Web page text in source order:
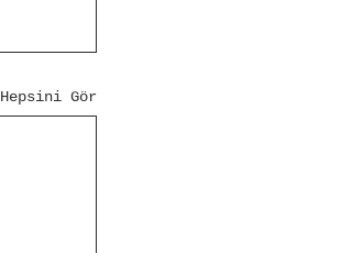
Hepsini Gör